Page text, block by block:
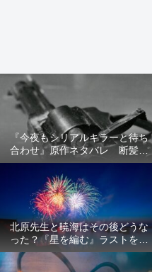
『今夜もシリアルキラーと待ち
合わせ』原作ネタバレ 断髪オ
ブジェ殺人事件 犯人の正体や
結末を解説
北原先生と暁海はその後どうな
った？『星を編む』ラストをネ
タバレ解説